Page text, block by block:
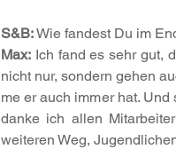
S&B: Wie fandest Du im
Max: Ich fand es sehr gut,
nicht nur, sondern gehen
me er auch immer hat.
danke ich allen
weiteren Weg,